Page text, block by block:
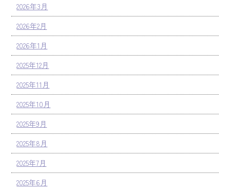
2026年3月
2026年2月
2026年1月
2025年12月
2025年11月
2025年10月
2025年9月
2025年8月
2025年7月
2025年6月